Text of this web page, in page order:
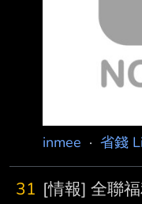
inmee · 省錢
31 [情報] 全聯